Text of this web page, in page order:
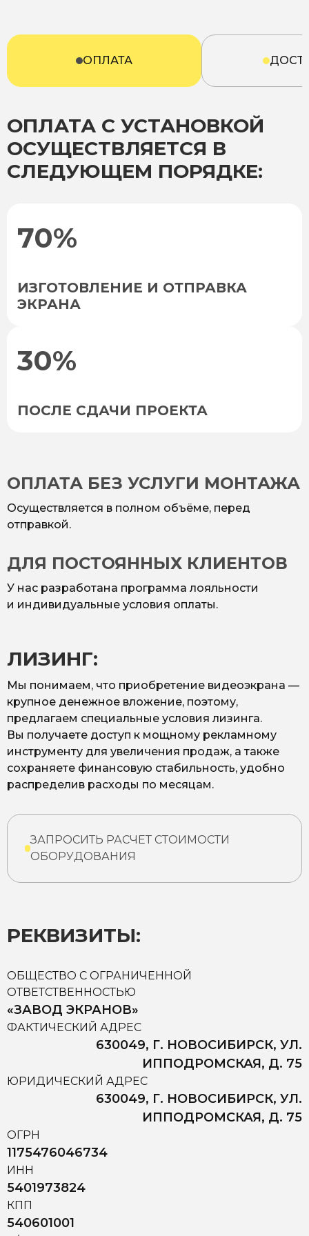
ОПЛАТА
ОПЛАТА С УСТАНОВКОЙ
ОСУЩЕСТВЛЯЕТСЯ В
СЛЕДУЮЩЕМ ПОРЯДКЕ:
70%
ИЗГОТОВЛЕНИЕ И ОТПРАВКА
ЭКРАНА
30%
ПОСЛЕ СДАЧИ ПРОЕКТА
ОПЛАТА БЕЗ УСЛУГИ МОНТАЖА
Осуществляется в полном объёме, перед
отправкой.
ДЛЯ ПОСТОЯННЫХ КЛИЕНТОВ
У нас разработана программа лояльности
и индивидуальные условия оплаты.
ЛИЗИНГ:
Мы понимаем, что приобретение видеоэкрана —
крупное денежное вложение, поэтому,
предлагаем специальные условия лизинга.
Вы получаете доступ к мощному рекламному
инструменту для увеличения продаж, а также
сохраняете финансовую стабильность, удобно
распределив расходы по месяцам.
ЗАПРОСИТЬ РАСЧЕТ СТОИМОСТИ
ОБОРУДОВАНИЯ
РЕКВИЗИТЫ:
ОБЩЕСТВО С ОГРАНИЧЕННОЙ
ОТВЕТСТВЕННОСТЬЮ
«ЗАВОД ЭКРАНОВ»
ФАКТИЧЕСКИЙ АДРЕС
630049, Г. НОВОСИБИРСК, УЛ.
ИППОДРОМСКАЯ, Д. 75
ЮРИДИЧЕСКИЙ АДРЕС
630049, Г. НОВОСИБИРСК, УЛ.
ИППОДРОМСКАЯ, Д. 75
ОГРН
1175476046734
ИНН
5401973824
КПП
540601001